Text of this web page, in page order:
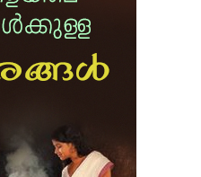
us